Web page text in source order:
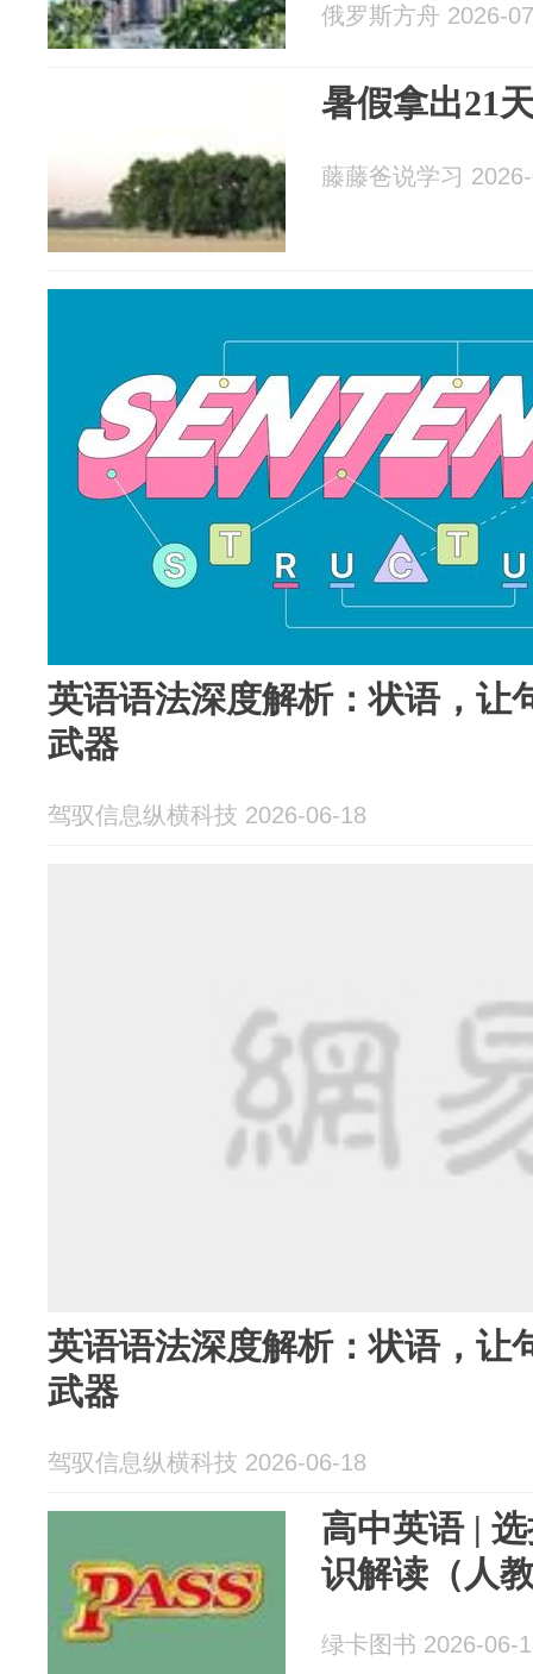
俄罗斯方舟 2026-
暑假拿出21
藤藤爸说学习
英语语法深度解析：状语，让
武器
驾驭信息纵横科技 2026-06-18
英语语法深度解析：状语，让
武器
驾驭信息纵横科技 2026-06-18
高中英语 |
识解读（人
绿卡图书 2026-06-